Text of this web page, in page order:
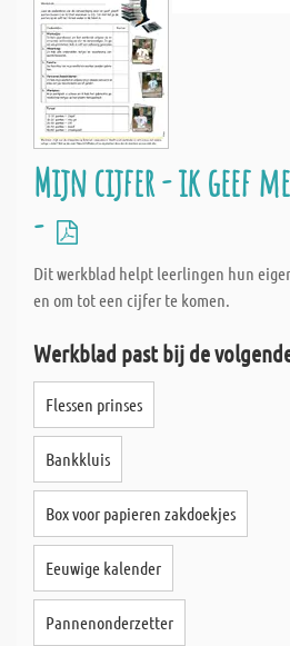
Mijn cijfer - ik geef
-
Dit werkblad helpt leerlingen hun
en om tot een cijfer te komen.
Werkblad past bij de
Flessen prinses
Bankkluis
Box voor papieren zakdoekjes
Eeuwige kalender
Pannenonderzetter